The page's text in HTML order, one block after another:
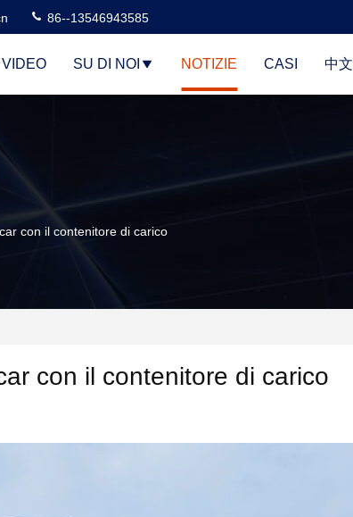
86--13546943585
VIDEO SU DI NOI NOTIZIE CASI 中文
con il contenitore di carico
con il contenitore di carico